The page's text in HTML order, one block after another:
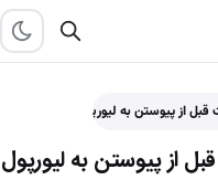
از پیوستن به لیورپول
از پیوستن به لیورپول